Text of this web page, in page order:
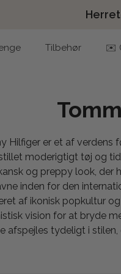
Tilbehør ✉️
Hilfiger er et af verdens
moderigtigt tøj og
og preppy look, der
inden for den
af ikonisk popkultur
vision for at bryde
afspejles tydeligt i